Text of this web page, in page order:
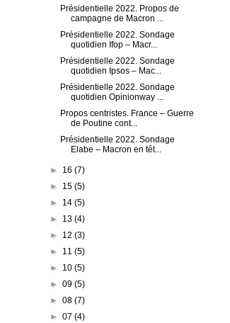
Présidentielle 2022. Propos de
campagne de Macron ...
Présidentielle 2022. Sondage
quotidien Ifop – Macr...
Présidentielle 2022. Sondage
quotidien Ipsos – Mac...
Présidentielle 2022. Sondage
quotidien Opinionway ...
Propos centristes. France – Guerre
de Poutine cont...
Présidentielle 2022. Sondage
Elabe – Macron en têt...
► 16 (7)
► 15 (5)
► 14 (5)
► 13 (4)
► 12 (3)
► 11 (5)
► 10 (5)
► 09 (5)
► 08 (7)
► 07 (4)